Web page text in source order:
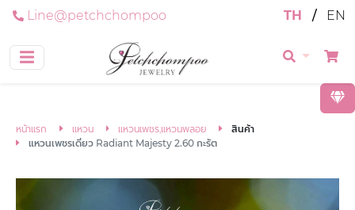
Line@petchchompoo TH / EN
หน้าแรก แหวน แหวนเพชร,แหวนพลอย
สินค้า
แหวนเพชรเดี่ยว Radiant Majesty 2.60 กะรัต